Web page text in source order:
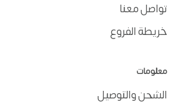
تواصل معنا
خريطة الفروع
معلومات
الشحن والتوصيل